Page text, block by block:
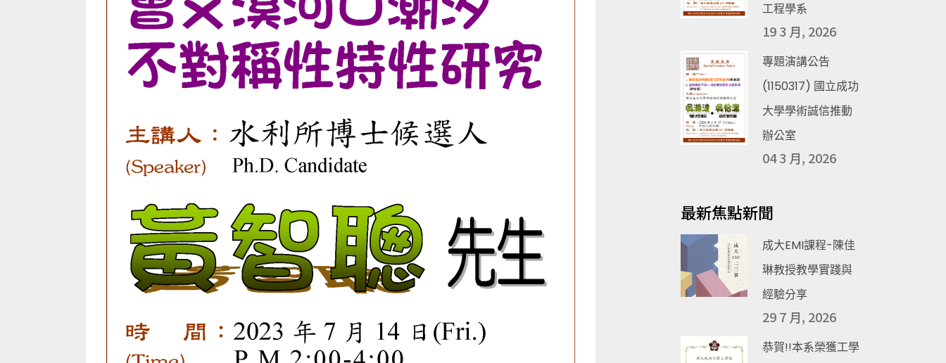
工程學系
19 3 月, 2026
專題演講公告
(1150317) 國立成功
大學學術誠信推動
辦公室
04 3 月, 2026
最新焦點新聞
成大EMI課程-陳佳
琳教授教學實踐與
經驗分享
29 7 月, 2026
恭賀!!本系榮獲工學